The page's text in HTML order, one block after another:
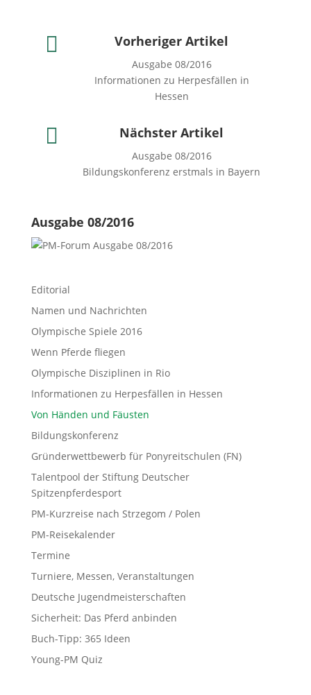
 Vorheriger Artikel
Ausgabe 08/2016
Informationen zu Herpesfällen in
Hessen
 Nächster Artikel
Ausgabe 08/2016
Bildungskonferenz erstmals in Bayern
Ausgabe 08/2016
Editorial
Namen und Nachrichten
Olympische Spiele 2016
Wenn Pferde fliegen
Olympische Disziplinen in Rio
Informationen zu Herpesfällen in Hessen
Von Händen und Fäusten
Bildungskonferenz
Gründerwettbewerb für Ponyreitschulen (FN)
Talentpool der Stiftung Deutscher
Spitzenpferdesport
PM-Kurzreise nach Strzegom / Polen
PM-Reisekalender
Termine
Turniere, Messen, Veranstaltungen
Deutsche Jugendmeisterschaften
Sicherheit: Das Pferd anbinden
Buch-Tipp: 365 Ideen
Young-PM Quiz